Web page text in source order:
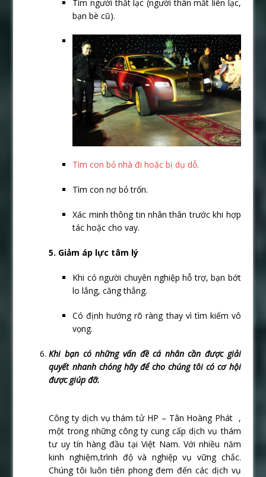
Tìm người thất lạc (người thân mất liên lạc,
bạn bè cũ).
Tìm con bỏ nhà đi hoặc bị dụ dỗ.
Tìm con nợ bỏ trốn.
Xác minh thông tin nhân thân trước khi hợp
tác hoặc cho vay.
5. Giảm áp lực tâm lý
Khi có người chuyên nghiệp hỗ trợ, bạn bớt
lo lắng, căng thẳng.
Có định hướng rõ ràng thay vì tìm kiếm vô
vọng.
Khi bạn có những vấn đề cá nhân cần được giải
quyết nhanh chóng hãy để cho chúng tôi có cơ hội
được giúp đỡ.
Công ty dịch vụ thám tử HP – Tân Hoàng Phát ,
một trong những công ty cung cấp dịch vụ thám
tư uy tín hàng đầu tại Việt Nam. Với nhiều năm
kinh nghiệm,trình độ và nghiệp vụ vững chắc.
Chúng tôi luôn tiên phong đem đến các dịch vụ